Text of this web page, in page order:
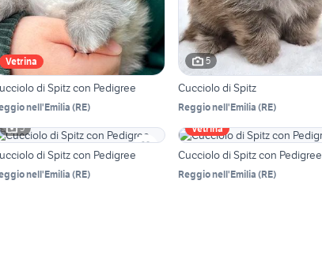
Vetrina
di Spitz con Pedigree
nell'Emilia (RE)
5
Cucciolo di Spitz
Reggio nell'Emilia (RE)
5
di Spitz con Pedigree
nell'Emilia (RE)
Vetrina
Cucciolo di Spitz con Pedigree
Reggio nell'Emilia (RE)